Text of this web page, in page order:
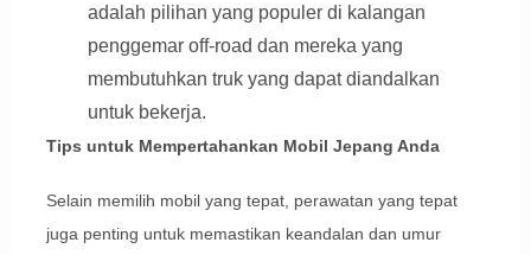
adalah pilihan yang populer di kalangan
penggemar off-road dan mereka yang
membutuhkan truk yang dapat diandalkan
untuk bekerja.
Tips untuk Mempertahankan Mobil Jepang Anda
Selain memilih mobil yang tepat, perawatan yang tepat
juga penting untuk memastikan keandalan dan umur